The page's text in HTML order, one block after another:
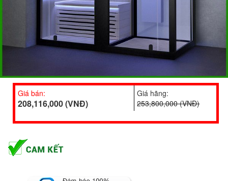
Giá bán:
208,116,000 (VNĐ)
Giá hãng:
253,800,000 (VNĐ)